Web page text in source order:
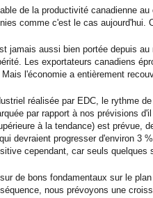
de la productivité canadienne
comme c'est le cas aujourd'hui.
jamais aussi bien portée depuis
Les exportateurs canadiens
l'économie a entièrement
réalisée par EDC, le rythme
par rapport à nos prévisions
à la tendance) est
devraient progresser d'environ 3
cependant, car seuls
de bons fondamentaux sur le
nous prévoyons une